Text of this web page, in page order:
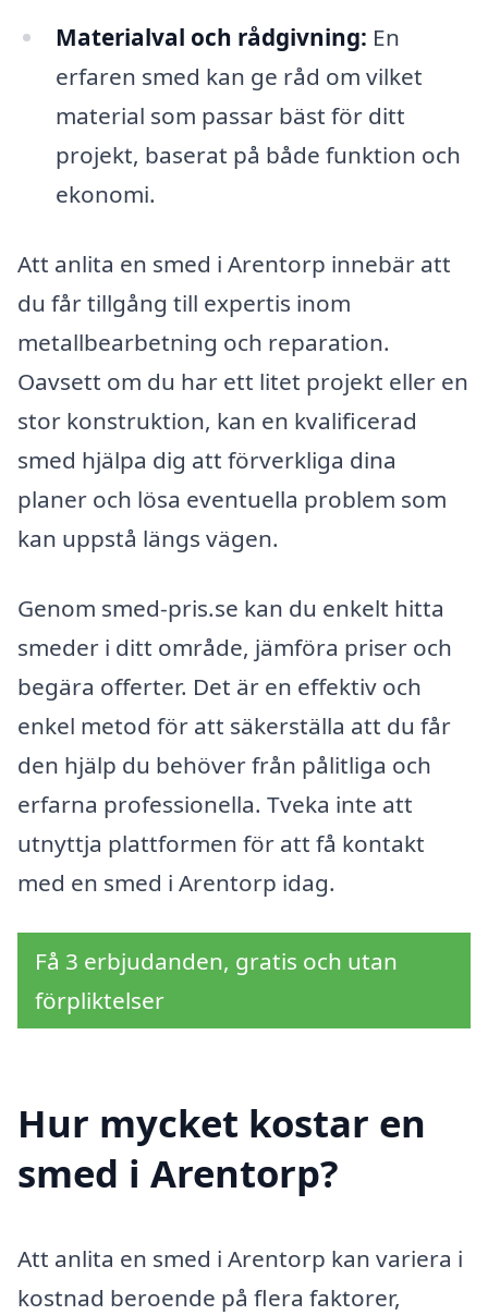
Materialval och rådgivning: En
erfaren smed kan ge råd om vilket
material som passar bäst för ditt
projekt, baserat på både funktion och
ekonomi.
Att anlita en smed i Arentorp innebär att
du får tillgång till expertis inom
metallbearbetning och reparation.
Oavsett om du har ett litet projekt eller en
stor konstruktion, kan en kvalificerad
smed hjälpa dig att förverkliga dina
planer och lösa eventuella problem som
kan uppstå längs vägen.
Genom smed-pris.se kan du enkelt hitta
smeder i ditt område, jämföra priser och
begära offerter. Det är en effektiv och
enkel metod för att säkerställa att du får
den hjälp du behöver från pålitliga och
erfarna professionella. Tveka inte att
utnyttja plattformen för att få kontakt
med en smed i Arentorp idag.
Få 3 erbjudanden, gratis och utan
förpliktelser
Hur mycket kostar en
smed i Arentorp?
Att anlita en smed i Arentorp kan variera i
kostnad beroende på flera faktorer,